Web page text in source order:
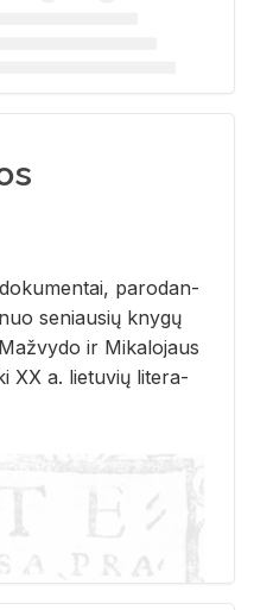
pa­ro­dan­
se­niau­sių kny­gų
ir Mi­ka­lo­jaus
XX a. lie­tu­vių li­te­ra­